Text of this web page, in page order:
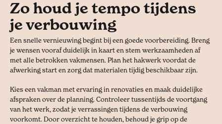
Zo houd je tempo tijdens
je verbouwing
Een snelle vernieuwing begint bij een goede voorbereiding. Breng
je wensen vooraf duidelijk in kaart en stem werkzaamheden af
met alle betrokken vakmensen. Plan het hakwerk voordat de
afwerking start en zorg dat materialen tijdig beschikbaar zijn.
Kies een vakman met ervaring in renovaties en maak duidelijke
afspraken over de planning. Controleer tussentijds de voortgang
van het werk, zodat je verrassingen tijdens de verbouwing
voorkomt. Door overzicht te houden, behoud je grip op de